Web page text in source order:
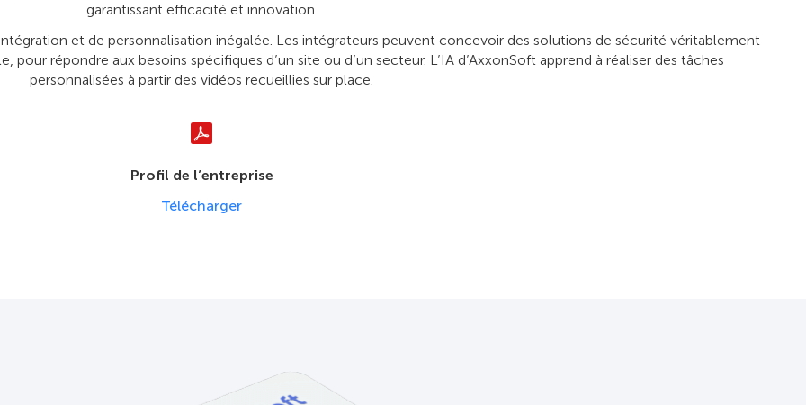
garantissant efficacité et innovation.
et de personnalisation inégalée. Les intégrateurs peuvent concevoir des solutions de sécurité véritablement
répondre aux besoins spécifiques d’un site ou d’un secteur. L’IA d’AxxonSoft apprend à réaliser des tâches
personnalisées à partir des vidéos recueillies sur place.
Profil de l’entreprise
Télécharger